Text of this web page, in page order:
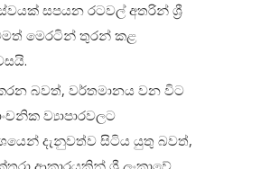
සපයන රටවල් අතරින් ශ්‍රී
මෙරටින් තුරන් කළ
කරන බවත්, වර්තමානය වන විට
ව්‍යාපාරවලට
දැනුවත්ව සිටිය යුතු බවත්,
ආකාරයකින් ශ්‍රී ලංකාවේ